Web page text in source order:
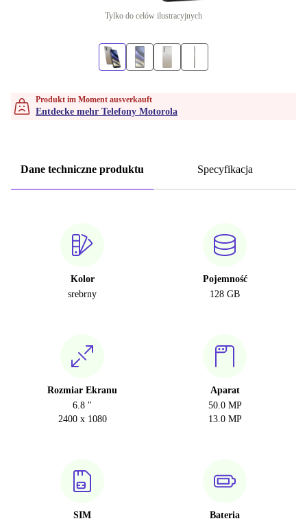
Tylko do celów ilustracyjnych
Produkt im Moment ausverkauft
Entdecke mehr Telefony Motorola
Dane techniczne produktu Specyfikacja
Kolor
srebrny
Pojemność
128 GB
Rozmiar Ekranu
6.8 "
2400 x 1080
Aparat
50.0 MP
13.0 MP
SIM
Bateria